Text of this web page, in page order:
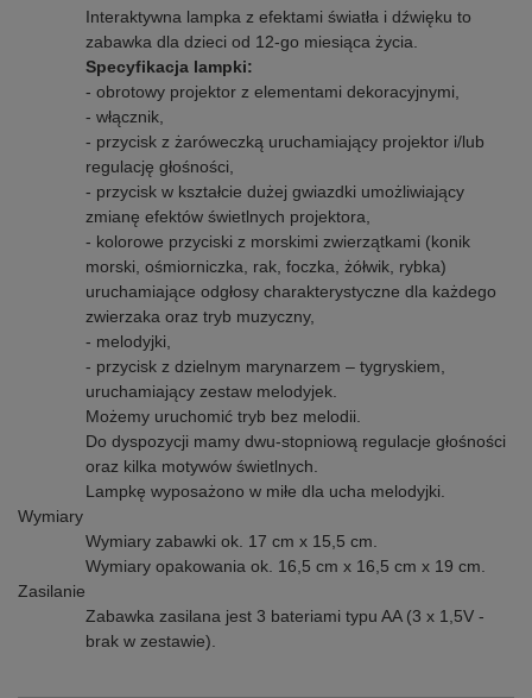
Interaktywna lampka z efektami światła i dźwięku to
zabawka dla dzieci od 12-go miesiąca życia.
Specyfikacja lampki:
- obrotowy projektor z elementami dekoracyjnymi,
- włącznik,
- przycisk z żaróweczką uruchamiający projektor i/lub
regulację głośności,
- przycisk w kształcie dużej gwiazdki umożliwiający
zmianę efektów świetlnych projektora,
- kolorowe przyciski z morskimi zwierzątkami (konik
morski, ośmiorniczka, rak, foczka, żółwik, rybka)
uruchamiające odgłosy charakterystyczne dla każdego
zwierzaka oraz tryb muzyczny,
- melodyjki,
- przycisk z dzielnym marynarzem – tygryskiem,
uruchamiający zestaw melodyjek.
Możemy uruchomić tryb bez melodii.
Do dyspozycji mamy dwu-stopniową regulacje głośności
oraz kilka motywów świetlnych.
Lampkę wyposażono w miłe dla ucha melodyjki.
Wymiary
Wymiary zabawki ok. 17 cm x 15,5 cm.
Wymiary opakowania ok. 16,5 cm x 16,5 cm x 19 cm.
Zasilanie
Zabawka zasilana jest 3 bateriami typu AA (3 x 1,5V -
brak w zestawie).